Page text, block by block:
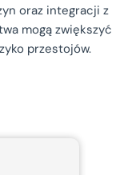
oraz integracji z
mogą zwiększyć
przestojów.